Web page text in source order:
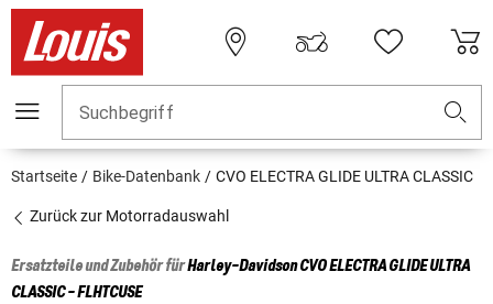
Suchbegriff
Startseite Bike-Datenbank CVO ELECTRA GLIDE ULTRA CLASSIC
Zurück zur Motorradauswahl
Ersatzteile und Zubehör fürHarley-DavidsonCVO ELECTRA GLIDE ULTRA
CLASSIC - FLHTCUSE